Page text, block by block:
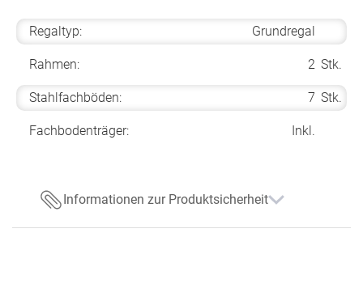
Regaltyp: Grundregal
Rahmen: 2 Stk.
Stahlfachböden: 7 Stk.
Fachbodenträger: Inkl.
Informationen zur Produktsicherheit